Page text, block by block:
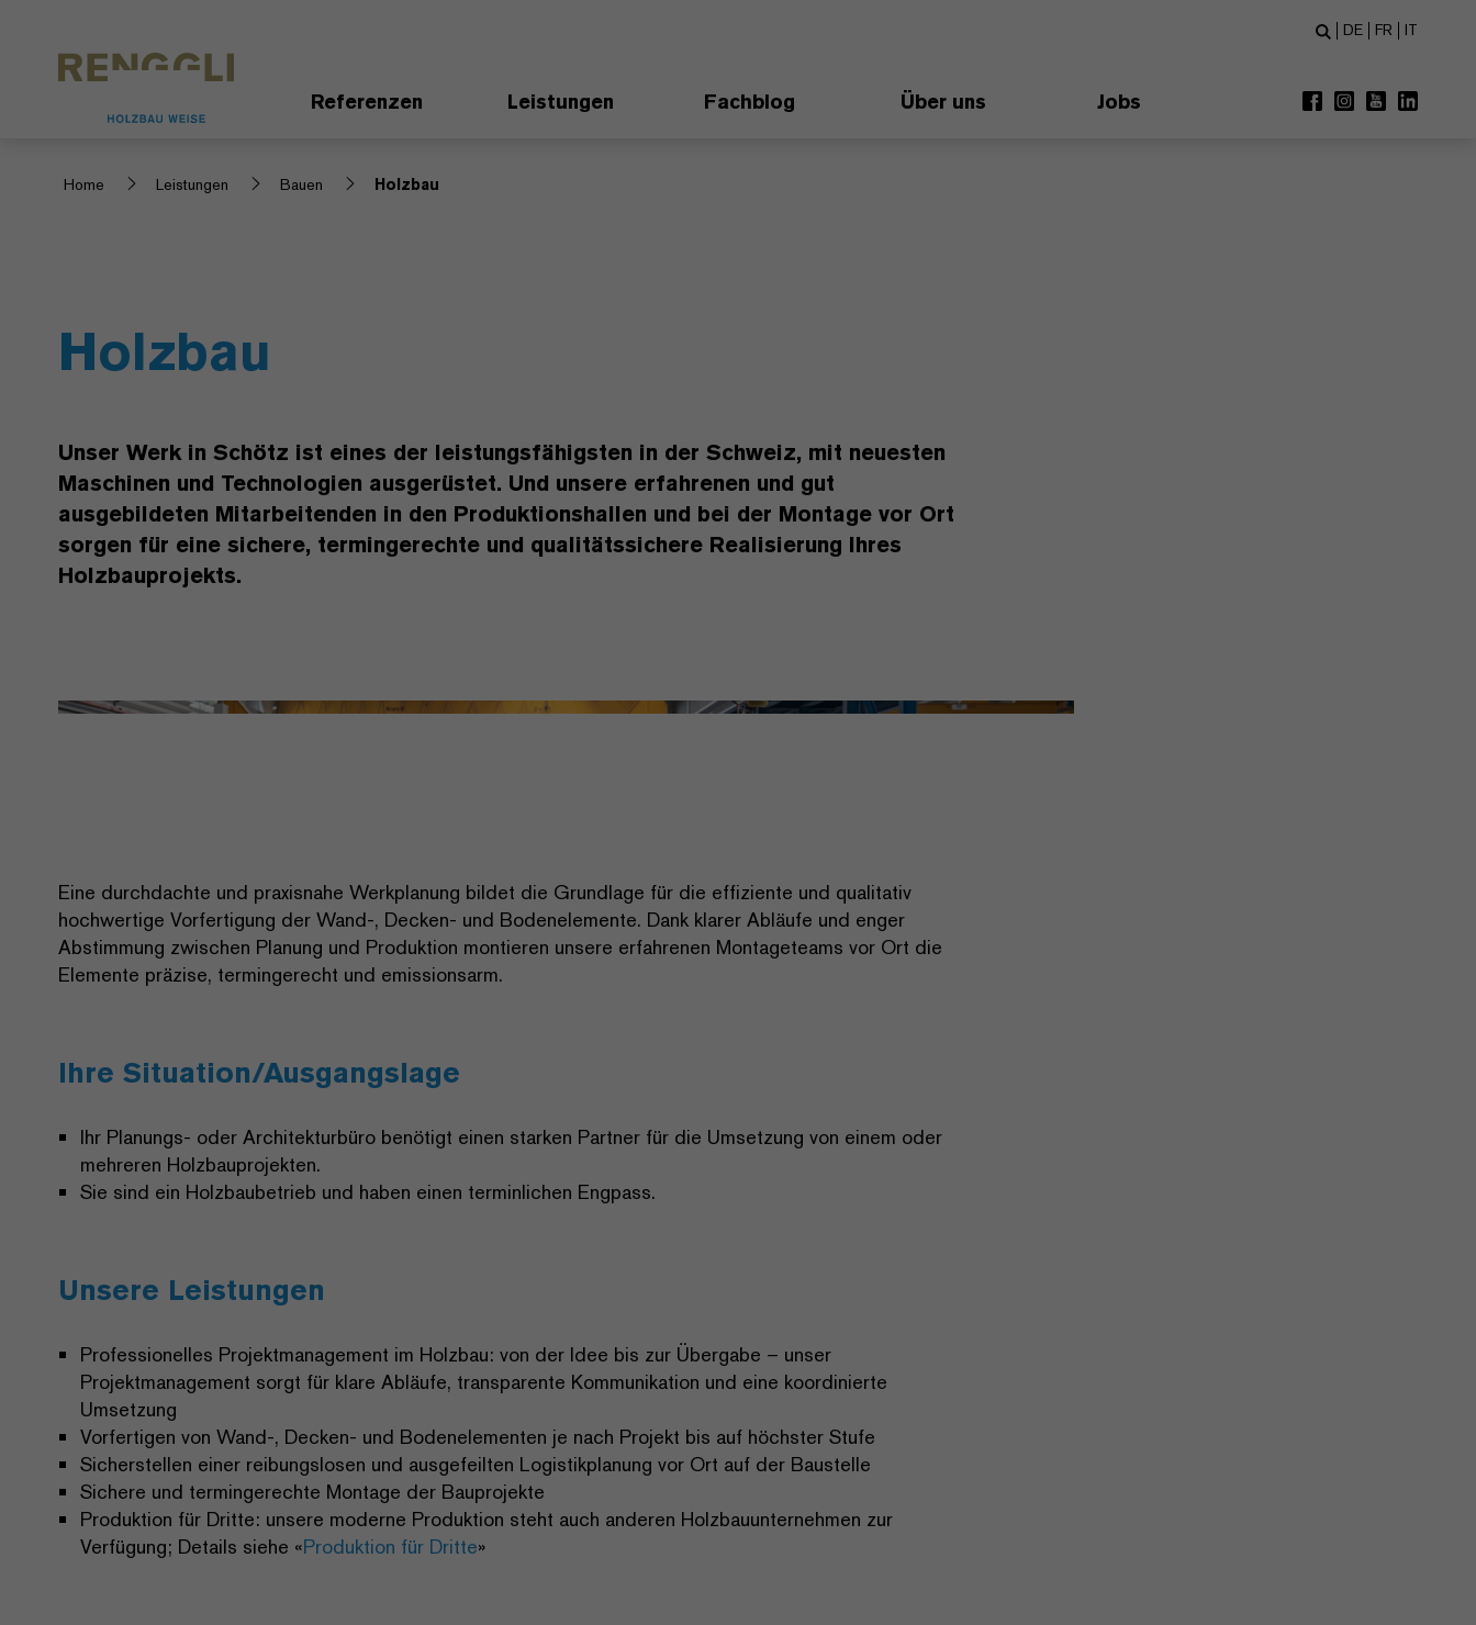
Referenzen Leistungen Fachblog Über uns Jobs
DE FR IT
Home Leistungen Bauen Holzbau
Holzbau
Unser Werk in Schötz ist eines der leistungsfähigsten in der Schweiz, mit neuesten
Maschinen und Technologien ausgerüstet. Und unsere erfahrenen und gut
ausgebildeten Mitarbeitenden in den Produktionshallen und bei der Montage vor Ort
sorgen für eine sichere, termingerechte und qualitätssichere Realisierung Ihres
Holzbauprojekts.
Eine durchdachte und praxisnahe Werkplanung bildet die Grundlage für die effiziente und qualitativ
hochwertige Vorfertigung der Wand-, Decken- und Bodenelemente. Dank klarer Abläufe und enger
Abstimmung zwischen Planung und Produktion montieren unsere erfahrenen Montageteams vor Ort die
Elemente präzise, termingerecht und emissionsarm.
Ihre Situation/Ausgangslage
Ihr Planungs- oder Architekturbüro benötigt einen starken Partner für die Umsetzung von einem oder
mehreren Holzbauprojekten.
Sie sind ein Holzbaubetrieb und haben einen terminlichen Engpass.
Unsere Leistungen
Professionelles Projektmanagement im Holzbau: von der Idee bis zur Übergabe – unser
Projektmanagement sorgt für klare Abläufe, transparente Kommunikation und eine koordinierte
Umsetzung
Vorfertigen von Wand-, Decken- und Bodenelementen je nach Projekt bis auf höchster Stufe
Sicherstellen einer reibungslosen und ausgefeilten Logistikplanung vor Ort auf der Baustelle
Sichere und termingerechte Montage der Bauprojekte
Produktion für Dritte: unsere moderne Produktion steht auch anderen Holzbauunternehmen zur
Verfügung; Details siehe «Produktion für Dritte»